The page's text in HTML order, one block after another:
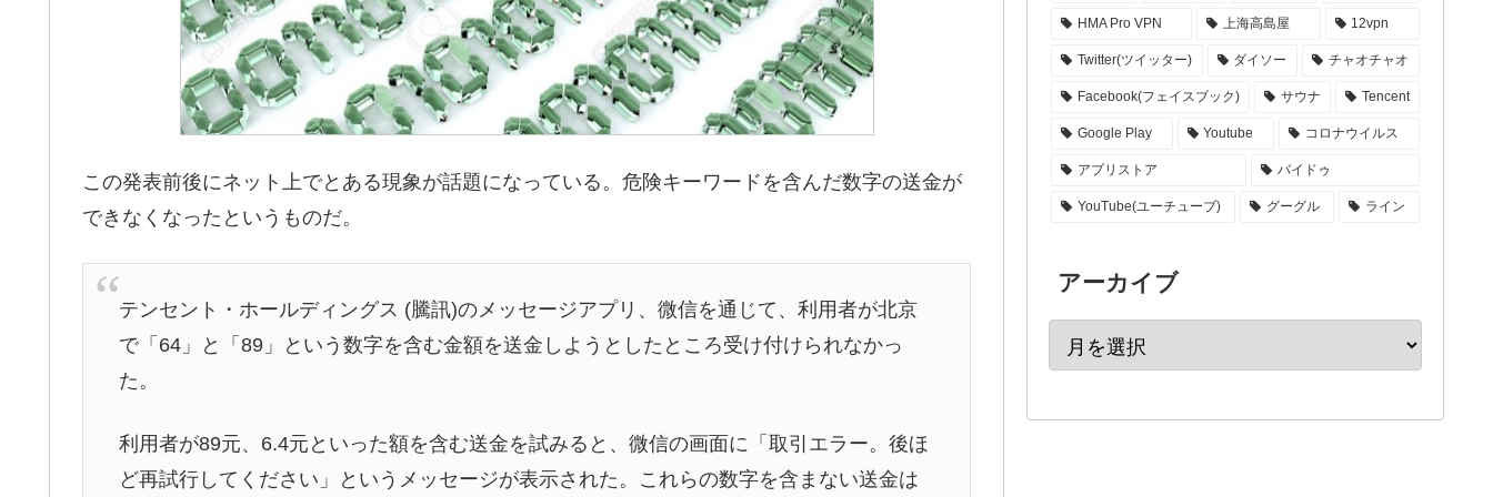
この発表前後にネット上でとある現象が話題になっている。危険キーワードを含んだ数字の送金が
できなくなったというものだ。
テンセント・ホールディングス (騰訊)のメッセージアプリ、微信を通じて、利用者が北京
で「64」と「89」という数字を含む金額を送金しようとしたところ受け付けられなかっ
た。
利用者が89元、6.4元といった額を含む送金を試みると、微信の画面に「取引エラー。後ほ
ど再試行してください」というメッセージが表示された。これらの数字を含まない送金は
HMA Pro VPN 上海高島屋 12vpn
Twitter(ツイッター) ダイソー チャオチャオ
Facebook(フェイスブック) サウナ Tencent
Google Play Youtube コロナウイルス
アプリストア バイドゥ
YouTube(ユーチューブ) グーグル ライン
アーカイブ